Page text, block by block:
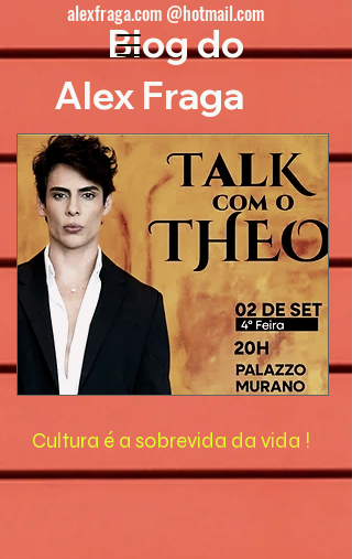
Cultura é a sobrevida da vida !
Blog do
Alex Fraga
alexfraga.com @hotmail.com